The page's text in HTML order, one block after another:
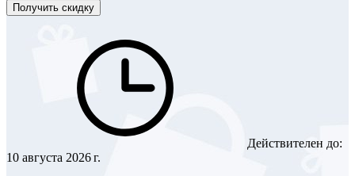
Получить скидку
Действителен до:
10 августа 2026 г.